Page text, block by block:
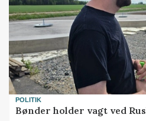
POLITIK
Bønder holder vagt ved